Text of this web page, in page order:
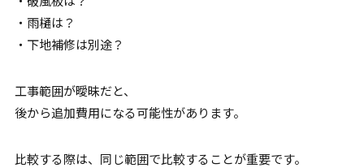
・雨樋は？
・下地補修は別途？
工事範囲が曖昧だと、
後から追加費用になる可能性があります。
比較する際は、同じ範囲で比較することが重要です。